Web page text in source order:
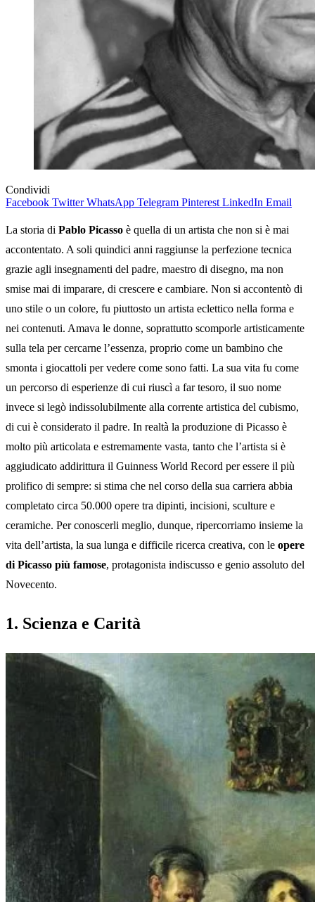
Condividi
Facebook Twitter WhatsApp Telegram Pinterest LinkedIn Email
La storia di Pablo Picasso è quella di un artista che non si è mai
accontentato. A soli quindici anni raggiunse la perfezione tecnica
grazie agli insegnamenti del padre, maestro di disegno, ma non
smise mai di imparare, di crescere e cambiare. Non si accontentò di
uno stile o un colore, fu piuttosto un artista eclettico nella forma e
nei contenuti. Amava le donne, soprattutto scomporle artisticamente
sulla tela per cercarne l’essenza, proprio come un bambino che
smonta i giocattoli per vedere come sono fatti. La sua vita fu come
un percorso di esperienze di cui riuscì a far tesoro, il suo nome
invece si legò indissolubilmente alla corrente artistica del cubismo,
di cui è considerato il padre. In realtà la produzione di Picasso è
molto più articolata e estremamente vasta, tanto che l’artista si è
aggiudicato addirittura il Guinness World Record per essere il più
prolifico di sempre: si stima che nel corso della sua carriera abbia
completato circa 50.000 opere tra dipinti, incisioni, sculture e
ceramiche. Per conoscerli meglio, dunque, ripercorriamo insieme la
vita dell’artista, la sua lunga e difficile ricerca creativa, con le opere
di Picasso più famose, protagonista indiscusso e genio assoluto del
Novecento.
1. Scienza e Carità